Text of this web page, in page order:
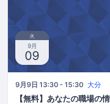
火
9月
09
9月9日 13:30 - 15:30 大分
【無料】あなたの職場の